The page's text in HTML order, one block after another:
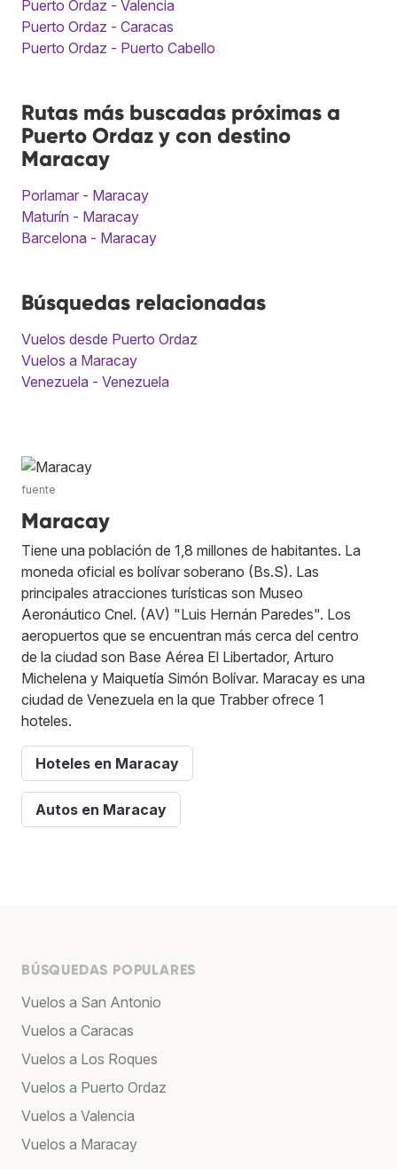
Puerto Ordaz - Valencia
Puerto Ordaz - Caracas
Puerto Ordaz - Puerto Cabello
Rutas más buscadas próximas a
Puerto Ordaz y con destino
Maracay
Porlamar - Maracay
Maturín - Maracay
Barcelona - Maracay
Búsquedas relacionadas
Vuelos desde Puerto Ordaz
Vuelos a Maracay
Venezuela - Venezuela
fuente
Maracay
Tiene una población de 1,8 millones de habitantes. La
moneda oficial es bolívar soberano (Bs.S). Las
principales atracciones turísticas son Museo
Aeronáutico Cnel. (AV) "Luis Hernán Paredes". Los
aeropuertos que se encuentran más cerca del centro
de la ciudad son Base Aérea El Libertador, Arturo
Michelena y Maiquetía Simón Bolívar. Maracay es una
ciudad de Venezuela en la que Trabber ofrece 1
hoteles.
Hoteles en Maracay
Autos en Maracay
BÚSQUEDAS POPULARES
Vuelos a San Antonio
Vuelos a Caracas
Vuelos a Los Roques
Vuelos a Puerto Ordaz
Vuelos a Valencia
Vuelos a Maracay